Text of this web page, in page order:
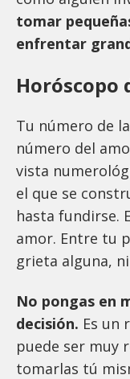
tomar
enfrentar
Horóscopo
Tu número de
número del
vista
el que se
hasta fundirse.
amor. Entre tu
grieta alguna,
No pongas en
decisión. Es un
puede ser muy
tomarlas tú